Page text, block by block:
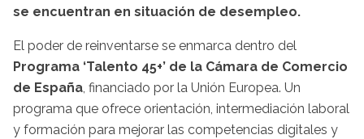
se encuentran en situación de desempleo.
El poder de reinventarse se enmarca dentro del
Programa ‘Talento 45+’ de la Cámara de Comercio
de España, financiado por la Unión Europea. Un
programa que ofrece orientación, intermediación laboral
y formación para mejorar las competencias digitales y